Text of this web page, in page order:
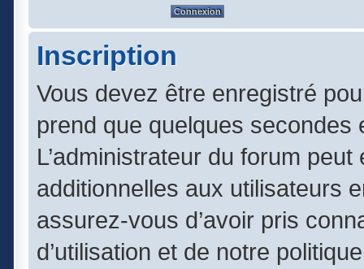
Inscription
Vous devez être enregistré
prend que quelques
L’administrateur du forum
additionnelles aux utilisateurs
assurez-vous d’avoir pris
d’utilisation et de notre